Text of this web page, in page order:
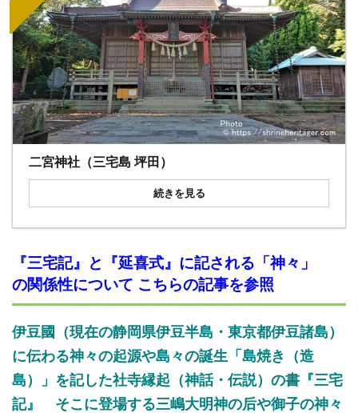
二宮神社（三宅島 坪田）
続きを見る
『三宅記』と『延喜式』に記される「神々」
の関係性について こちらの記事を参照
伊豆國（現在の静岡県伊豆半島・東京都伊豆諸島）
に伝わる神々の起源や島々の誕生「島焼き（造
島）」を記した社寺縁起（神話・伝説）の書『三宅
記』 そこに登場する三嶋大明神の后や御子の神々